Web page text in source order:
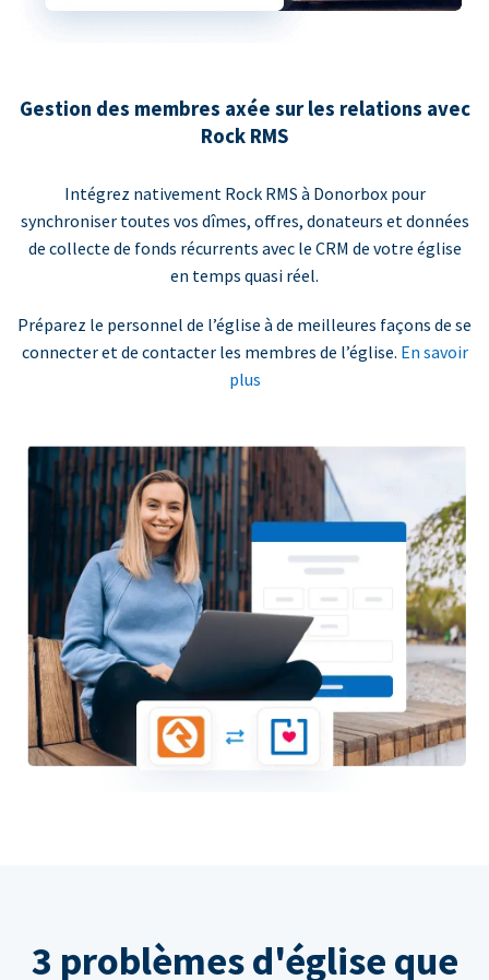
Gestion des membres axée sur les relations avec
Rock RMS
Intégrez nativement Rock RMS à Donorbox pour
synchroniser toutes vos dîmes, offres, donateurs et données
de collecte de fonds récurrents avec le CRM de votre église
en temps quasi réel.
Préparez le personnel de l’église à de meilleures façons de se
connecter et de contacter les membres de l’église. En savoir
plus
3 problèmes d'église que